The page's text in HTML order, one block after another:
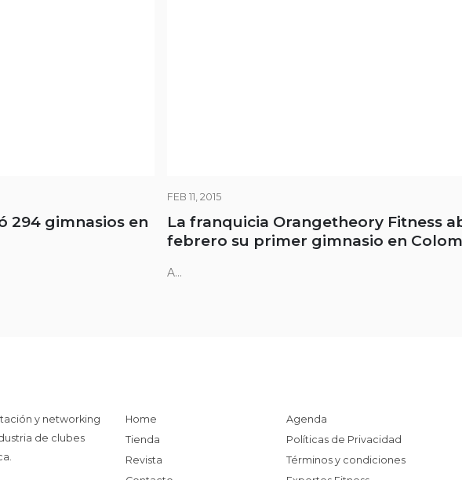
294 gimnasios en
FEB 11, 2015
La franquicia Orangetheory Fitness
febrero su primer gimnasio en
A...
y networking
de clubes
Home
Tienda
Revista
Agenda
Políticas de Privacidad
Términos y condiciones